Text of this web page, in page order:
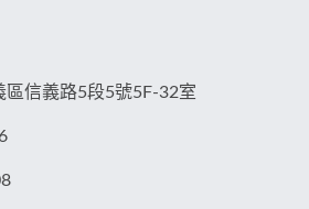
區信義路5段5號5F-32室